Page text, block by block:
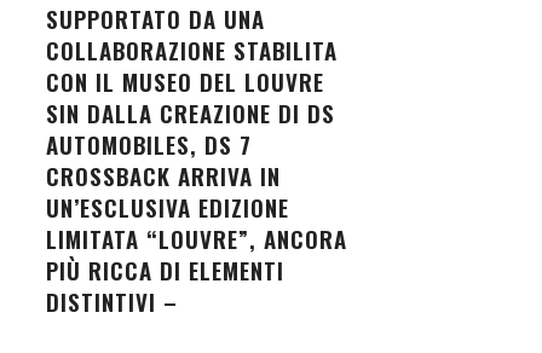
SUPPORTATO DA UNA
COLLABORAZIONE STABILITA
CON IL MUSEO DEL LOUVRE
SIN DALLA CREAZIONE DI DS
AUTOMOBILES, DS 7
CROSSBACK ARRIVA IN
UN’ESCLUSIVA EDIZIONE
LIMITATA “LOUVRE”, ANCORA
PIÙ RICCA DI ELEMENTI
DISTINTIVI –